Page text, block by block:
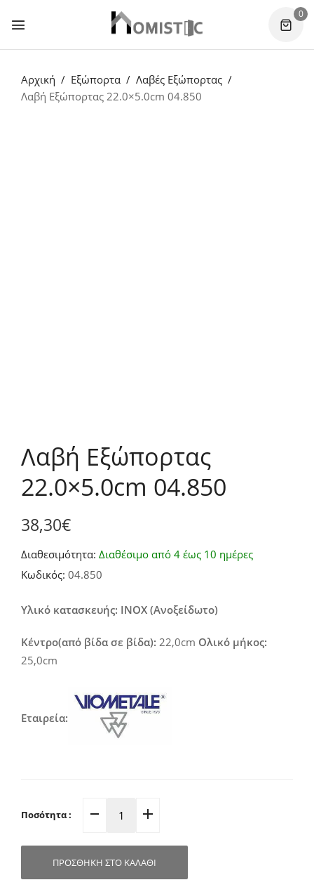
0
Αρχική Εξώπορτα
Λαβές Εξώπορτας
Λαβή Εξώπορτας 22.0×5.0cm 04.850
Λαβή Εξώπορτας
22.0×5.0cm 04.850
38,30€
Διαθεσιμότητα: Διαθέσιμο από 4 έως 10 ημέρες
Κωδικός: 04.850
Υλικό κατασκευής: INOX (Ανοξείδωτο)
Κέντρο(από βίδα σε βίδα): 22,0cm Ολικό μήκος:
25,0cm
Εταιρεία:
Ποσότητα :
Λαβή
22.0x5.0cm
ΠΡΟΣΘΉΚΗ ΣΤΟ ΚΑΛΆΘΙ